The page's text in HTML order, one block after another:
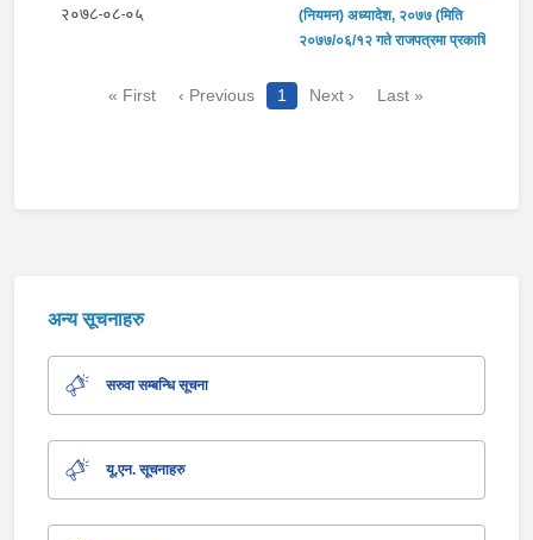
२०७८-०८-०५
(नियमन) अध्यादेश, २०७७ (मिति
२०७७/०६/१२ गते राजपत्रमा प्रकाशित)
« First ‹ Previous 1 Next › Last »
अन्य सूचनाहरु
सरुवा सम्बन्धि सूचना
यू.एन. सूचनाहरु